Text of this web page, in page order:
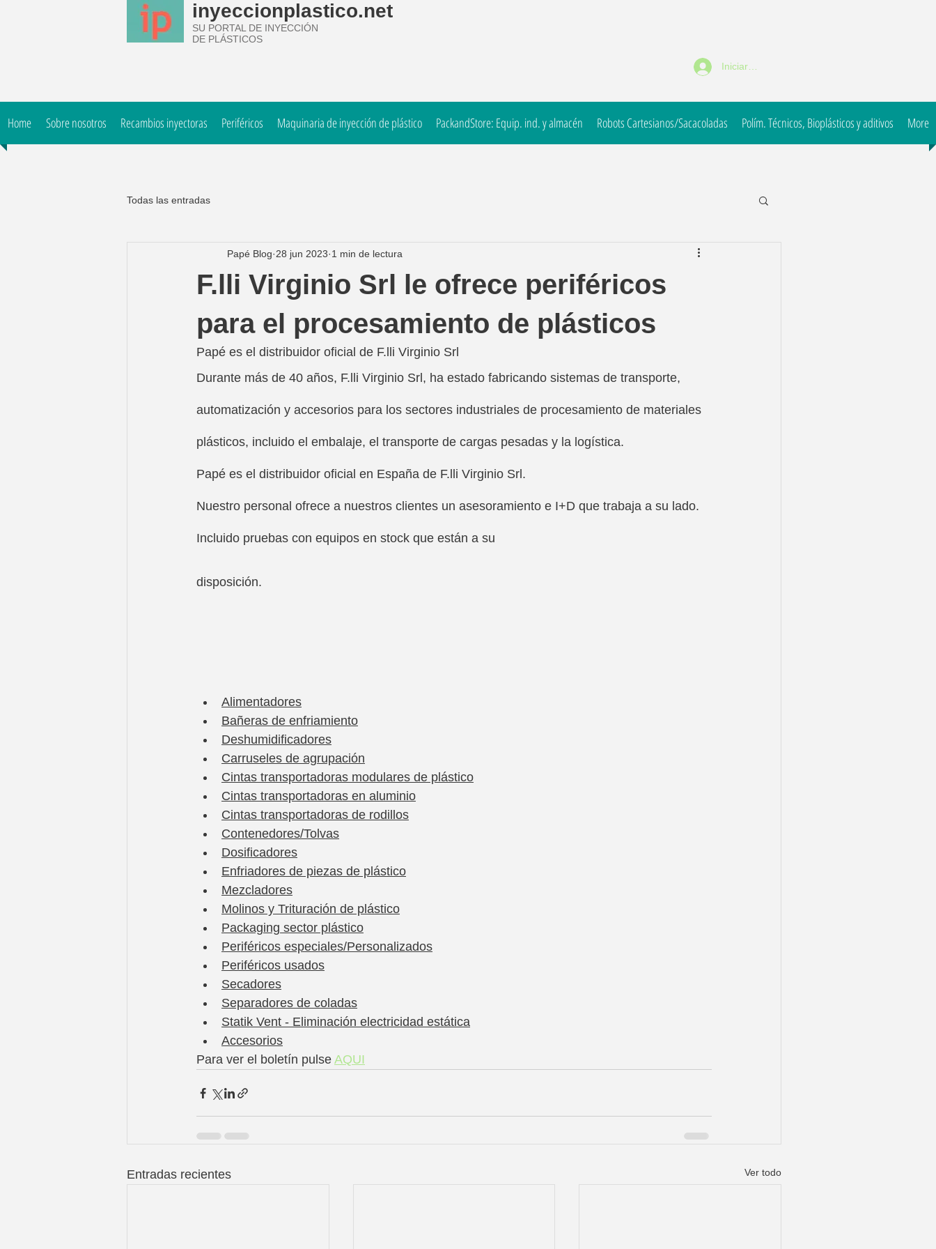
inyeccionplastico.net
SU PORTAL DE INYECCIÓN
DE PLÁSTICOS
Iniciar sesión
Home Sobre nosotros Recambios inyectoras Periféricos Maquinaria de inyección de plástico PackandStore: Equip. ind. y almacén Robots Cartesianos/Sacacoladas Polím. Técnicos, Bioplásticos y aditivos More
Todas las entradas
F.lli Virginio Srl le ofrece periféricos
para el procesamiento de plásticos
Papé Blog 28 jun 2023 1 min de lectura
Papé es el distribuidor oficial de F.lli Virginio Srl
Durante más de 40 años, F.lli Virginio Srl, ha estado fabricando sistemas de transporte,
automatización y accesorios para los sectores industriales de procesamiento de materiales
plásticos, incluido el embalaje, el transporte de cargas pesadas y la logística.
Papé es el distribuidor oficial en España de F.lli Virginio Srl.
Nuestro personal ofrece a nuestros clientes un asesoramiento e I+D que trabaja a su lado.
Incluido pruebas con equipos en stock que están a su
disposición.
Alimentadores
Bañeras de enfriamiento
Deshumidificadores
Carruseles de agrupación
Cintas transportadoras modulares de plástico
Cintas transportadoras en aluminio
Cintas transportadoras de rodillos
Contenedores/Tolvas
Dosificadores
Enfriadores de piezas de plástico
Mezcladores
Molinos y Trituración de plástico
Packaging sector plástico
Periféricos especiales/Personalizados
Periféricos usados
Secadores
Separadores de coladas
Statik Vent - Eliminación electricidad estática
Accesorios
Para ver el boletín pulse AQUI
Entradas recientes Ver todo